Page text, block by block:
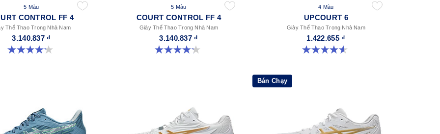
5 Màu
CONTROL FF 4
Thể Thao Trong Nhà Nam
3.140.837 ₫
4.2 trong số 5 sao. 5 đánh giá
5 Màu
COURT CONTROL FF 4
Giày Thể Thao Trong Nhà Nam
3.140.837 ₫
4.2 trong số 5 sao. 5 đánh giá
4 Màu
UPCOURT 6
Giày Thể Thao Trong Nhà Nam
1.422.655 ₫
4.6 trong số 5 sao. 251 đánh giá
Bán Chạy